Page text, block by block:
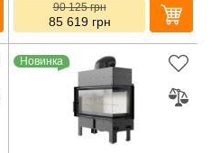
90 125грн
85 619 грн
Новинка